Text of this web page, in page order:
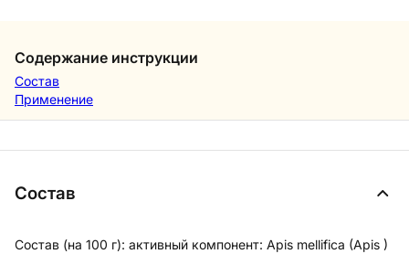
Содержание инструкции
Состав
Применение
Состав
Состав (на 100 г): активный компонент: Apis mellifica (Apis )